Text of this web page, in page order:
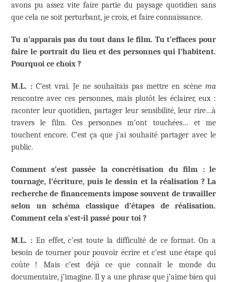
avons pu assez vite faire partie du paysage quotidien sans
que cela ne soit perturbant, je crois, et faire connaissance.
Tu n’apparais pas du tout dans le film. Tu t’effaces pour
faire le portrait du lieu et des personnes qui l’habitent.
Pourquoi ce choix ?
M.L. : C’est vrai. Je ne souhaitais pas mettre en scène ma
rencontre avec ces personnes, mais plutôt les éclairer, eux :
raconter leur quotidien, partager leur sensibilité, leur rire…à
travers le film. Ces personnes m’ont touchées… et me
touchent encore. C’est ça que j’ai souhaité partager avec le
public.
Comment s’est passée la concrétisation du film : le
tournage, l’écriture, puis le dessin et la réalisation ? La
recherche de financements impose souvent de travailler
selon un schéma classique d’étapes de réalisation.
Comment cela s’est-il passé pour toi ?
M.L. :En effet, c’est toute la difficulté de ce format. On a
besoin de tourner pour pouvoir écrire et c’est une étape qui
coûte ! Mais c’est déjà ce que connaît le monde du
documentaire, j’imagine. Il y a une phrase que j’aime bien qui